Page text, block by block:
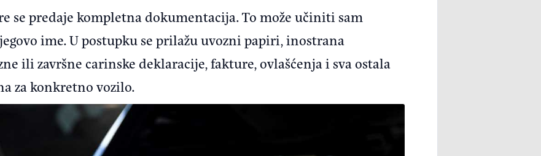
se predaje kompletna dokumentacija. To može učiniti sam
ime. U postupku se prilažu uvozni papiri, inostrana
ili završne carinske deklaracije, fakture, ovlašćenja i sva ostala
za konkretno vozilo.